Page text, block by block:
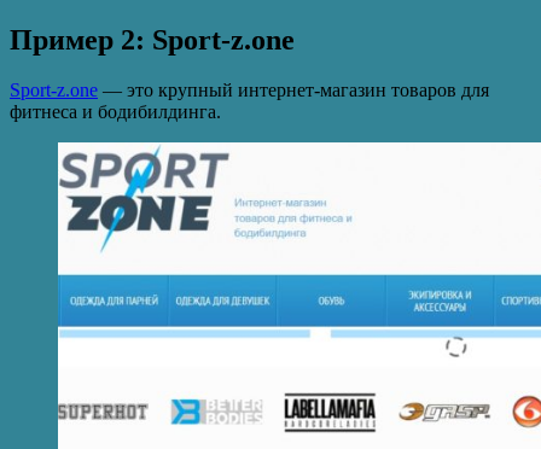
Пример 2: Sport-z.one
Sport-z.one — это крупный интернет-магазин товаров для
фитнеса и бодибилдинга.